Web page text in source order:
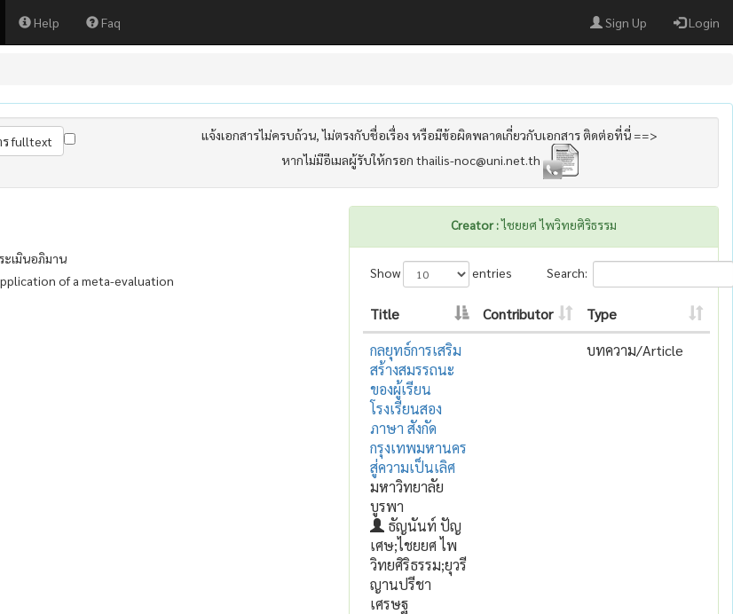
Help Faq Sign Up Login
แจ้งเอกสารไม่ครบถ้วน, ไม่ตรงกับชื่อเรื่อง หรือมีข้อผิดพลาดเกี่ยวกับเอกสาร ติดต่อที่นี่ ==>
หากไม่มีอีเมลผู้รับให้กรอก thailis-noc@uni.net.th
เมินอภิมาน
of a meta-evaluation
Creator :ไชยยศ ไพวิทยศิริธรรม
Show entries Search:
Title Contributor
Type
กลยุทธ์การเสริม
สร้างสมรรถนะ
ของผู้เรียน
โรงเรียนสอง
ภาษา สังกัด
กรุงเทพมหานคร
สู่ความเป็นเลิศ
มหาวิทยาลัย
บูรพา
ธัญนันท์ ปัญ
เศษ;ไชยยศ ไพ
วิทยศิริธรรม;ยุวรี
ญานปรีชา
เศรษฐ
บทความ/Article